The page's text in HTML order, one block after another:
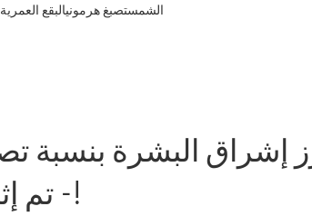
الشمستصبغ هرمونيالبقع العمرية
- تم إثباته طبياً!